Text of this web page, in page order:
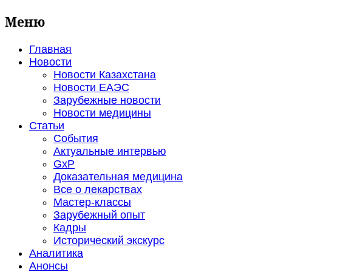
Меню
Главная
Новости
Новости Казахстана
Новости ЕАЭС
Зарубежные новости
Новости медицины
Статьи
События
Актуальные интервью
GxP
Доказательная медицина
Все о лекарствах
Мастер-классы
Зарубежный опыт
Кадры
Исторический экскурс
Аналитика
Анонсы